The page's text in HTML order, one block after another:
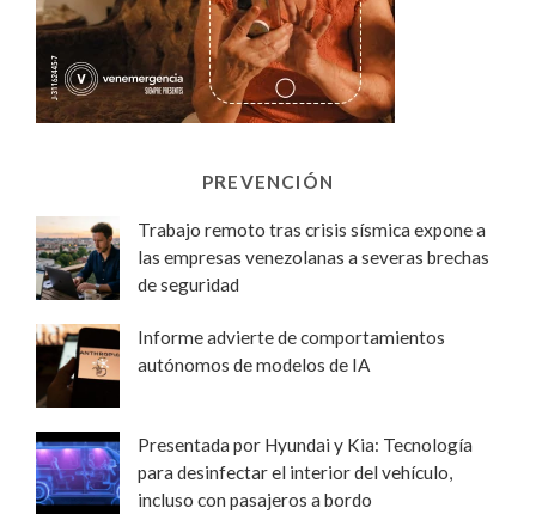
PREVENCIÓN
Trabajo remoto tras crisis sísmica expone a
las empresas venezolanas a severas brechas
de seguridad
Informe advierte de comportamientos
autónomos de modelos de IA
Presentada por Hyundai y Kia: Tecnología
para desinfectar el interior del vehículo,
incluso con pasajeros a bordo